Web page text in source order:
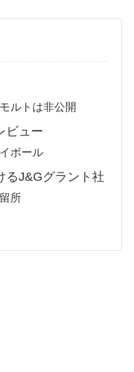
ルトは非公開
ビュー
ボール
るJ&Gグラント社
所